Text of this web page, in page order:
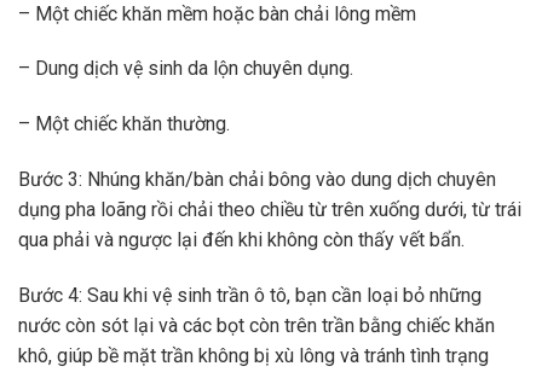
– Một chiếc khăn mềm hoặc bàn chải lông mềm
– Dung dịch vệ sinh da lộn chuyên dụng.
– Một chiếc khăn thường.
Bước 3: Nhúng khăn/bàn chải bông vào dung dịch chuyên
dụng pha loãng rồi chải theo chiều từ trên xuống dưới, từ trái
qua phải và ngược lại đến khi không còn thấy vết bẩn.
Bước 4: Sau khi vệ sinh trần ô tô, bạn cần loại bỏ những
nước còn sót lại và các bọt còn trên trần bằng chiếc khăn
khô, giúp bề mặt trần không bị xù lông và tránh tình trạng